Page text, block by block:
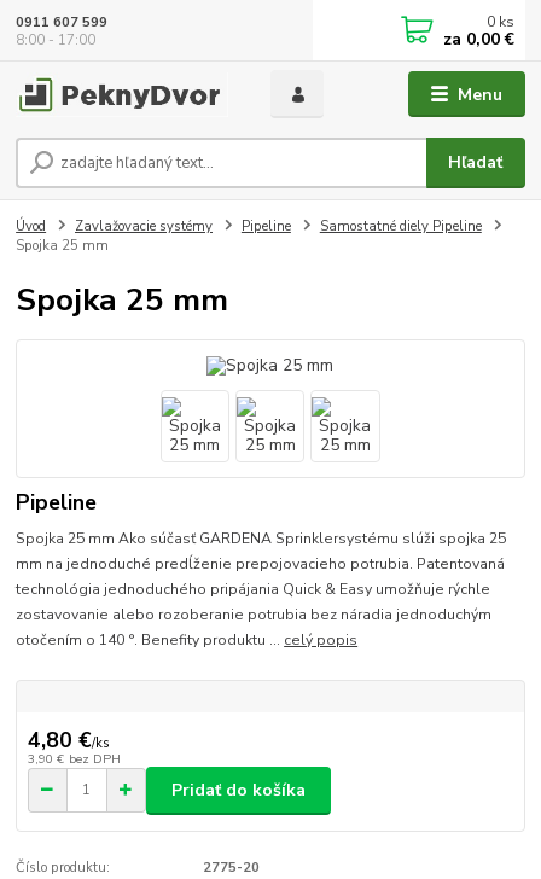
Menu
Hľadať
0911 607 599
8:00 - 17:00
0 ks
za 0,00 €
Úvod Zavlažovacie systémy Pipeline
Samostatné diely Pipeline
Spojka 25 mm
Spojka 25 mm
Pipeline
Spojka 25 mm Ako súčasť GARDENA Sprinklersystému slúži spojka 25
mm na jednoduché predĺženie prepojovacieho potrubia. Patentovaná
technológia jednoduchého pripájania Quick & Easy umožňuje rýchle
zostavovanie alebo rozoberanie potrubia bez náradia jednoduchým
otočením o 140 °. Benefity produktu ... celý popis
4,80 €/ks
3,90 € bez DPH
Pridať do košíka
Číslo produktu: 2775-20